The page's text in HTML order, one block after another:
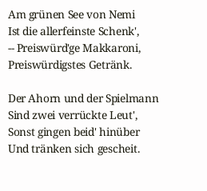
Am grünen See von Nemi
Ist die allerfeinste Schenk',
-- Preiswürd'ge Makkaroni,
Preiswürdigstes Getränk.
Der Ahorn und der Spielmann
Sind zwei verrückte Leut',
Sonst gingen beid' hinüber
Und tränken sich gescheit.